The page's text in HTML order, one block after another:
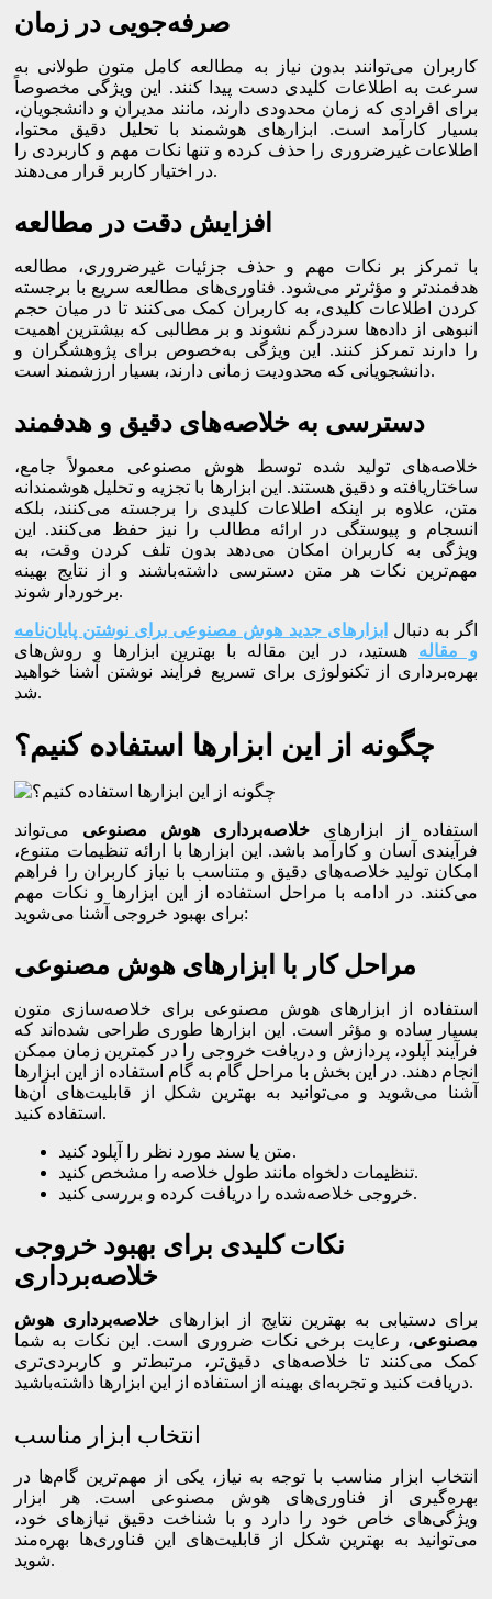
صرفه‌جویی در زمان
کاربران می‌توانند بدون نیاز به مطالعه کامل متون طولانی به
سرعت به اطلاعات کلیدی دست پیدا کنند. این ویژگی مخصوصاً
برای افرادی که زمان محدودی دارند، مانند مدیران و دانشجویان،
بسیار کارآمد است. ابزارهای هوشمند با تحلیل دقیق محتوا،
اطلاعات غیرضروری را حذف کرده و تنها نکات مهم و کاربردی را
در اختیار کاربر قرار می‌دهند.
افزایش دقت در مطالعه
با تمرکز بر نکات مهم و حذف جزئیات غیرضروری، مطالعه
هدفمندتر و مؤثرتر می‌شود. فناوری‌های مطالعه سریع با برجسته
کردن اطلاعات کلیدی، به کاربران کمک می‌کنند تا در میان حجم
انبوهی از داده‌ها سردرگم نشوند و بر مطالبی که بیشترین اهمیت
را دارند تمرکز کنند. این ویژگی به‌خصوص برای پژوهشگران و
دانشجویانی که محدودیت زمانی دارند، بسیار ارزشمند است.
دسترسی به خلاصه‌های دقیق و هدفمند
خلاصه‌های تولید شده توسط هوش مصنوعی معمولاً جامع،
ساختاریافته و دقیق هستند. این ابزارها با تجزیه و تحلیل هوشمندانه
متن، علاوه بر اینکه اطلاعات کلیدی را برجسته می‌کنند، بلکه
انسجام و پیوستگی در ارائه مطالب را نیز حفظ می‌کنند. این
ویژگی به کاربران امکان می‌دهد بدون تلف کردن وقت، به
مهم‌ترین نکات هر متن دسترسی داشته‌باشند و از نتایج بهینه
برخوردار شوند.
اگر به دنبال ابزارهای جدید هوش مصنوعی برای نوشتن پایان‌نامه
و مقاله هستید، در این مقاله با بهترین ابزارها و روش‌های
بهره‌برداری از تکنولوژی برای تسریع فرآیند نوشتن آشنا خواهید
شد.
چگونه از این ابزارها استفاده کنیم؟
استفاده از ابزارهای خلاصه‌برداری هوش مصنوعی می‌تواند
فرآیندی آسان و کارآمد باشد. این ابزارها با ارائه تنظیمات متنوع،
امکان تولید خلاصه‌های دقیق و متناسب با نیاز کاربران را فراهم
می‌کنند. در ادامه با مراحل استفاده از این ابزارها و نکات مهم
برای بهبود خروجی آشنا می‌شوید:
مراحل کار با ابزارهای هوش مصنوعی
استفاده از ابزارهای هوش مصنوعی برای خلاصه‌سازی متون
بسیار ساده و مؤثر است. این ابزارها طوری طراحی شده‌اند که
فرآیند آپلود، پردازش و دریافت خروجی را در کمترین زمان ممکن
انجام دهند. در این بخش با مراحل گام به گام استفاده از این ابزارها
آشنا می‌شوید و می‌توانید به بهترین شکل از قابلیت‌های آن‌ها
استفاده کنید.
متن یا سند مورد نظر را آپلود کنید.
تنظیمات دلخواه مانند طول خلاصه را مشخص کنید.
خروجی خلاصه‌شده را دریافت کرده و بررسی کنید.
نکات کلیدی برای بهبود خروجی
خلاصه‌برداری
برای دستیابی به بهترین نتایج از ابزارهای خلاصه‌برداری هوش
مصنوعی، رعایت برخی نکات ضروری است. این نکات به شما
کمک می‌کنند تا خلاصه‌های دقیق‌تر، مرتبط‌تر و کاربردی‌تری
دریافت کنید و تجربه‌ای بهینه از استفاده از این ابزارها داشته‌باشید.
انتخاب ابزار مناسب
انتخاب ابزار مناسب با توجه به نیاز، یکی از مهم‌ترین گام‌ها در
بهره‌گیری از فناوری‌های هوش مصنوعی است. هر ابزار
ویژگی‌های خاص خود را دارد و با شناخت دقیق نیازهای خود،
می‌توانید به بهترین شکل از قابلیت‌های این فناوری‌ها بهره‌مند
شوید.